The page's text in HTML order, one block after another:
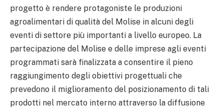
progetto è rendere protagoniste le produzioni
agroalimentari di qualità del Molise in alcuni degli
eventi di settore più importanti a livello europeo. La
partecipazione del Molise e delle imprese agli eventi
programmati sarà finalizzata a consentire il pieno
raggiungimento degli obiettivi progettuali che
prevedono il miglioramento del posizionamento di tali
prodotti nel mercato interno attraverso la diffusione